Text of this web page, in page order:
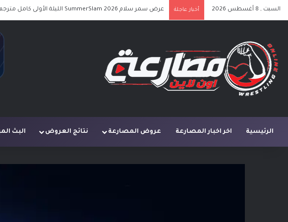
السبت , 8 أغسطس 2026 أخبار عاجلة عرض سمر سلام SummerSlam 2026 الليلة الأولى كامل مترجم
الرئيسية اخر اخبار المصارعة عروض المصارعة نتائج العروض البث